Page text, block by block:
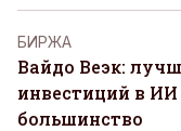
БИРЖА
Вайдо Веэк:
инвестиций в
большинство